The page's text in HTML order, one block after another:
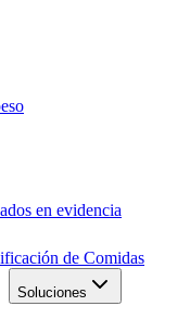
en evidencia
de Comidas
Soluciones